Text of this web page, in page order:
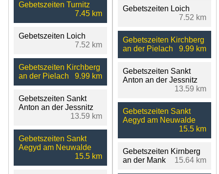
Gebetszeiten Turnitz
7.45 km
Gebetszeiten Loich
7.52 km
Gebetszeiten Kirchberg
an der Pielach
9.99 km
Gebetszeiten Sankt
Anton an der Jessnitz
13.59 km
Gebetszeiten Sankt
Aegyd am Neuwalde
15.5 km
Gebetszeiten Loich
7.52 km
Gebetszeiten Kirchberg
an der Pielach
9.99 km
Gebetszeiten Sankt
Anton an der Jessnitz
13.59 km
Gebetszeiten Sankt
Aegyd am Neuwalde
15.5 km
Gebetszeiten Kirnberg
an der Mank
15.64 km